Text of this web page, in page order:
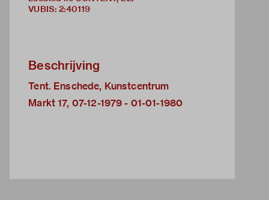
VUBIS: 2:40119
Beschrijving
Tent. Enschede, Kunstcentrum
Markt 17, 07-12-1979 - 01-01-1980